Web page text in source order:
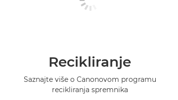
Recikliranje
Saznajte više o Canonovom programu
recikliranja spremnika